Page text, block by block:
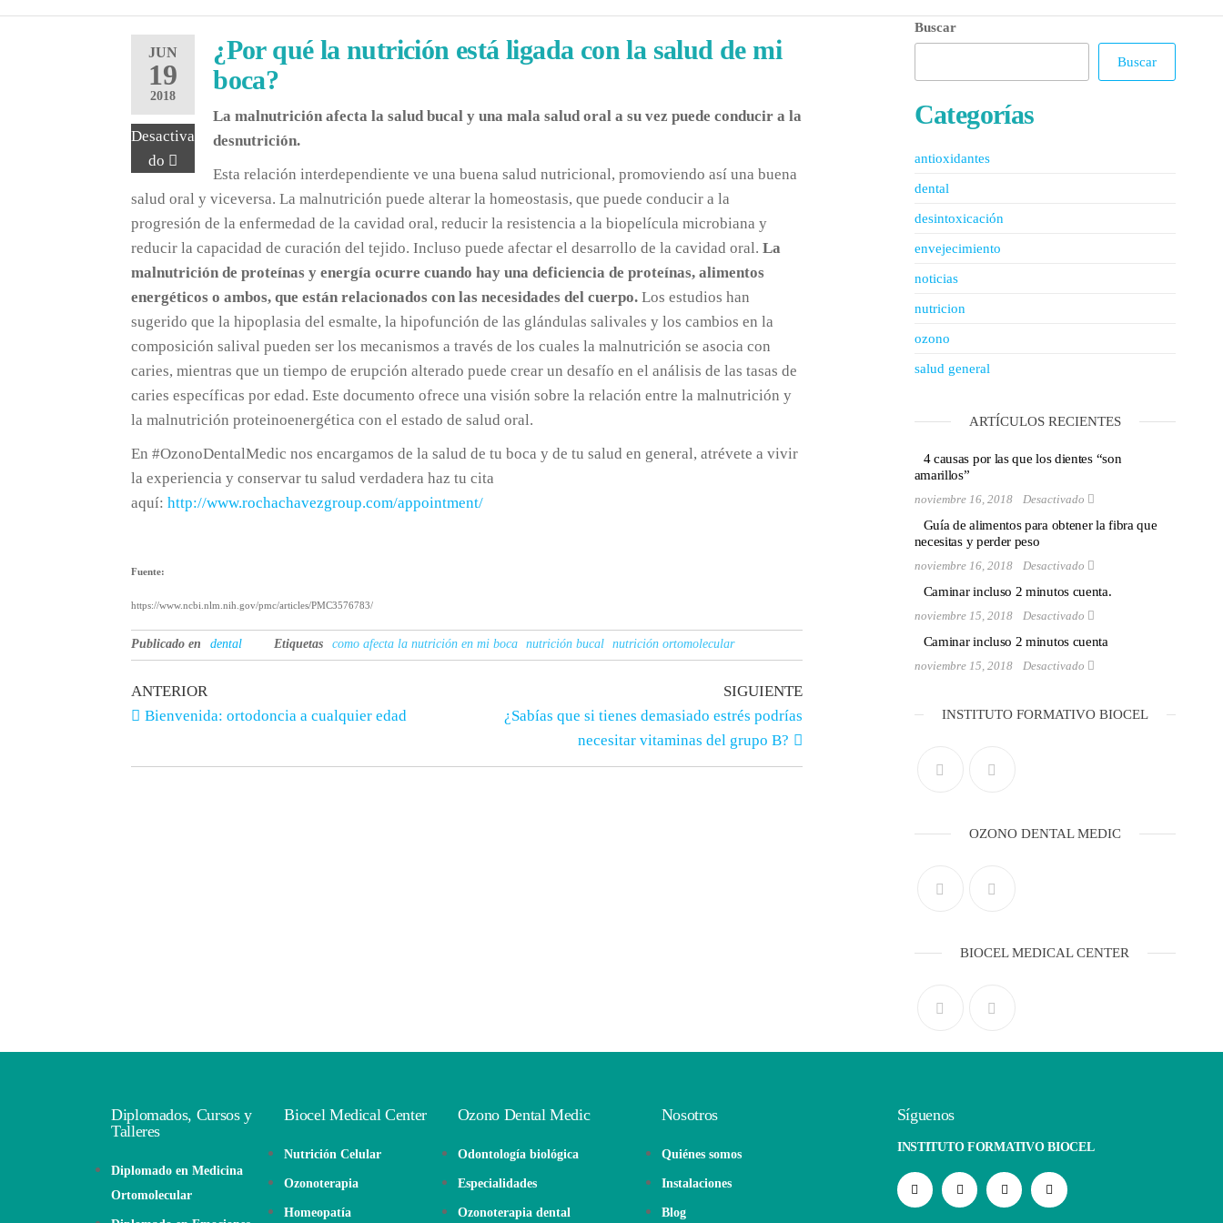
JUN
19
2018
Desactiva
do
¿Por qué la nutrición está ligada con la salud de mi
boca?
La malnutrición afecta la salud bucal y una mala salud oral a su vez puede conducir a la
desnutrición.
Esta relación interdependiente ve una buena salud nutricional, promoviendo así una buena
salud oral y viceversa. La malnutrición puede alterar la homeostasis, que puede conducir a la
progresión de la enfermedad de la cavidad oral, reducir la resistencia a la biopelícula microbiana y
reducir la capacidad de curación del tejido. Incluso puede afectar el desarrollo de la cavidad oral.La
malnutrición de proteínas y energía ocurre cuando hay una deficiencia de proteínas, alimentos
energéticos o ambos, que están relacionados con las necesidades del cuerpo. Los estudios han
sugerido que la hipoplasia del esmalte, la hipofunción de las glándulas salivales y los cambios en la
composición salival pueden ser los mecanismos a través de los cuales la malnutrición se asocia con
caries, mientras que un tiempo de erupción alterado puede crear un desafío en el análisis de las tasas de
caries específicas por edad. Este documento ofrece una visión sobre la relación entre la malnutrición y
la malnutrición proteinoenergética con el estado de salud oral.
En #OzonoDentalMedic nos encargamos de la salud de tu boca y de tu salud en general, atrévete a vivir
la experiencia y conservar tu salud verdadera haz tu cita
aquí:http://www.rochachavezgroup.com/appointment/
Fuente:
https://www.ncbi.nlm.nih.gov/pmc/articles/PMC3576783/
Publicado en dental Etiquetas como afecta la nutrición en mi boca nutrición bucal nutrición ortomolecular
ANTERIOR
Bienvenida: ortodoncia a cualquier edad
SIGUIENTE
¿Sabías que si tienes demasiado estrés podrías
necesitar vitaminas del grupo B?
Buscar
Buscar
Categorías
antioxidantes
dental
desintoxicación
envejecimiento
noticias
nutricion
ozono
salud general
ARTÍCULOS RECIENTES
4 causas por las que los dientes “son
amarillos”
noviembre 16, 2018 Desactivado
Guía de alimentos para obtener la fibra que
necesitas y perder peso
noviembre 16, 2018 Desactivado
Caminar incluso 2 minutos cuenta.
noviembre 15, 2018 Desactivado
Caminar incluso 2 minutos cuenta
noviembre 15, 2018 Desactivado
INSTITUTO FORMATIVO BIOCEL
OZONO DENTAL MEDIC
BIOCEL MEDICAL CENTER
Diplomados, Cursos y
Talleres
Diplomado en Medicina
Ortomolecular
Biocel Medical Center
Nutrición Celular
Ozonoterapia
Homeopatía
Ozono Dental Medic
Odontología biológica
Especialidades
Ozonoterapia dental
Nosotros
Quiénes somos
Instalaciones
Blog
Síguenos
INSTITUTO FORMATIVO BIOCEL